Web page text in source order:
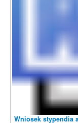
Wniosek stypendia